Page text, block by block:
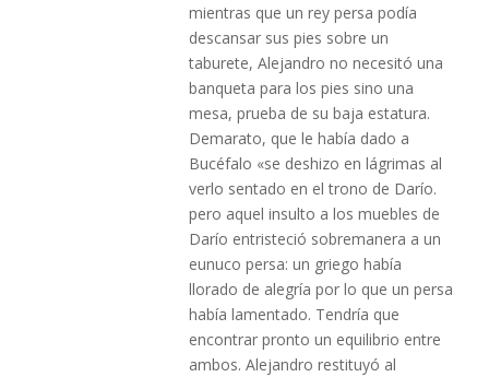
mientras que un rey persa podía
descansar sus pies sobre un
taburete, Alejandro no necesitó una
banqueta para los pies sino una
mesa, prueba de su baja estatura.
Demarato, que le había dado a
Bucéfalo «se deshizo en lágrimas al
verlo sentado en el trono de Darío.
pero aquel insulto a los muebles de
Darío entristeció sobremanera a un
eunuco persa: un griego había
llorado de alegría por lo que un persa
había lamentado. Tendría que
encontrar pronto un equilibrio entre
ambos. Alejandro restituyó al